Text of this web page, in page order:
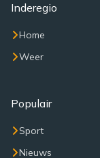
Inderegio
Home
Weer
Populair
Sport
Nieuws